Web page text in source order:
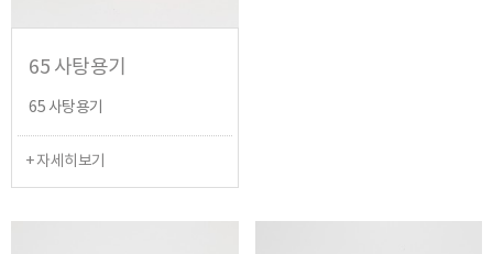
65 사탕용기
65 사탕용기
+ 자세히보기